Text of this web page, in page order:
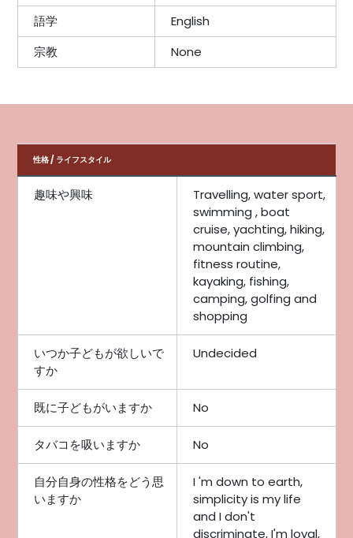
語学
English
宗教
None
性格 / ライフスタイル
趣味や興味
Travelling, water sport,
swimming , boat
cruise, yachting, hiking,
mountain climbing,
fitness routine,
kayaking, fishing,
camping, golfing and
shopping
いつか子どもが欲しいで
すか
Undecided
既に子どもがいますか No
タバコを吸いますか No
自分自身の性格をどう思
いますか
I 'm down to earth,
simplicity is my life
and I don't
discriminate, I'm loyal,